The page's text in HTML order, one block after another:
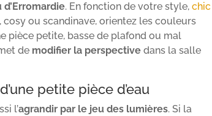
. En fonction de votre style,chic
ou scandinave, orientez les couleurs
pièce petite, basse de plafond ou mal
de modifier la perspective dans la salle
petite pièce d’eau
l’agrandir par le jeu des lumières. Si la